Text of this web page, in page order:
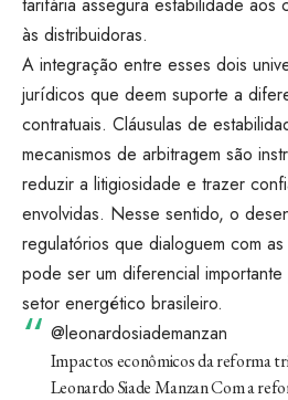
às distribuidoras.
A integração entre esses dois
jurídicos que deem suporte a
contratuais. Cláusulas de
mecanismos de arbitragem são
reduzir a litigiosidade e trazer
envolvidas. Nesse sentido, o
regulatórios que dialoguem com
pode ser um diferencial
setor energético brasileiro.
@leonardosiademanzan
Impactos econômicos da reforma
Leonardo Siade Manzan Com a